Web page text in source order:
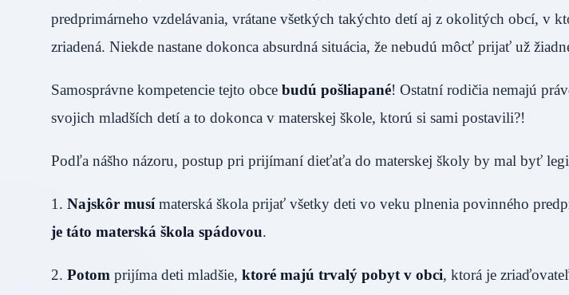
predprimárneho vzdelávania, vrátane všetkých takýchto detí aj z okolitých obcí, v
zriadená. Niekde nastane dokonca absurdná situácia, že nebudú môcť prijať už
Samosprávne kompetencie tejto obce budú pošliapané! Ostatní rodičia nemajú
svojich mladších detí a to dokonca v materskej škole, ktorú si sami postavili?!
Podľa nášho názoru, postup pri prijímaní dieťaťa do materskej školy by mal byť
1. Najskôr musímaterská škola prijať všetky deti vo veku plnenia povinného
je táto materská škola spádovou.
2. Potom prijíma deti mladšie, ktoré majú trvalý pobyt v obci, ktorá je